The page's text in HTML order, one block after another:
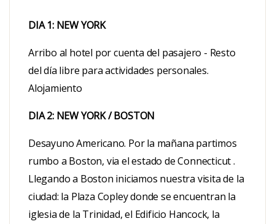
DIA 1: NEW YORK
Arribo al hotel por cuenta del pasajero - Resto
del día libre para actividades personales.
Alojamiento
DIA 2: NEW YORK / BOSTON
Desayuno Americano. Por la mañana partimos
rumbo a Boston, via el estado de Connecticut .
Llegando a Boston iniciamos nuestra visita de la
ciudad: la Plaza Copley donde se encuentran la
iglesia de la Trinidad, el Edificio Hancock, la